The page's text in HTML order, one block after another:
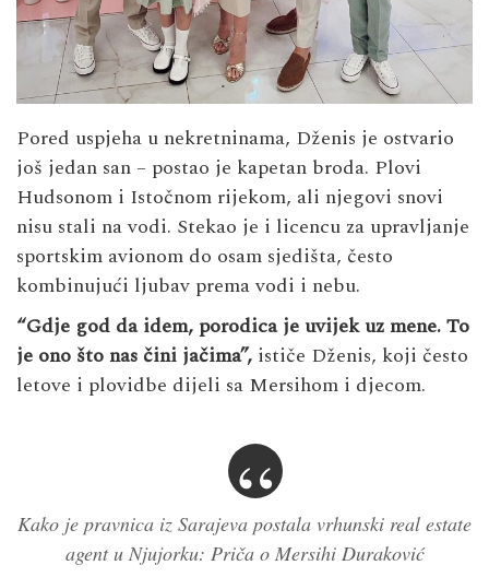
Pored uspjeha u nekretninama, Dženis je ostvario
još jedan san – postao je kapetan broda. Plovi
Hudsonom i Istočnom rijekom, ali njegovi snovi
nisu stali na vodi. Stekao je i licencu za upravljanje
sportskim avionom do osam sjedišta, često
kombinujući ljubav prema vodi i nebu.
“Gdje god da idem, porodica je uvijek uz mene. To
je ono što nas čini jačima”, ističe Dženis, koji često
letove i plovidbe dijeli sa Mersihom i djecom.
Kako je pravnica iz Sarajeva postala vrhunski real estate
agent u Njujorku: Priča o Mersihi Duraković